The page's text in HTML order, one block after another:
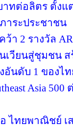
าทต่อลิตร ตั้ง
าระประชาชน
ว้า 2 รางวัล
เวียนสู่ชุมชน ส
อันดับ 1 ของไ
Asia
ไทยพาณิชย์ เ